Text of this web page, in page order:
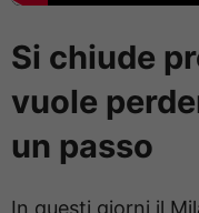
Si chiude
vuole
un passo
In questi giorni il